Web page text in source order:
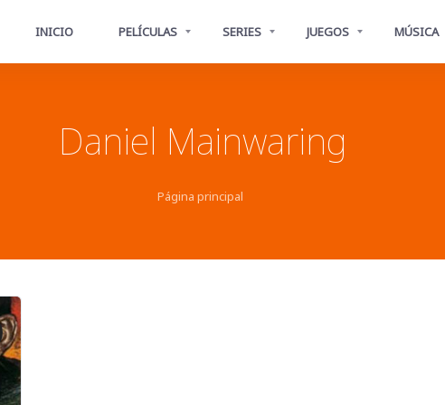
INICIO PELÍCULAS SERIES JUEGOS MÚSICA
Daniel Mainwaring
Página principal